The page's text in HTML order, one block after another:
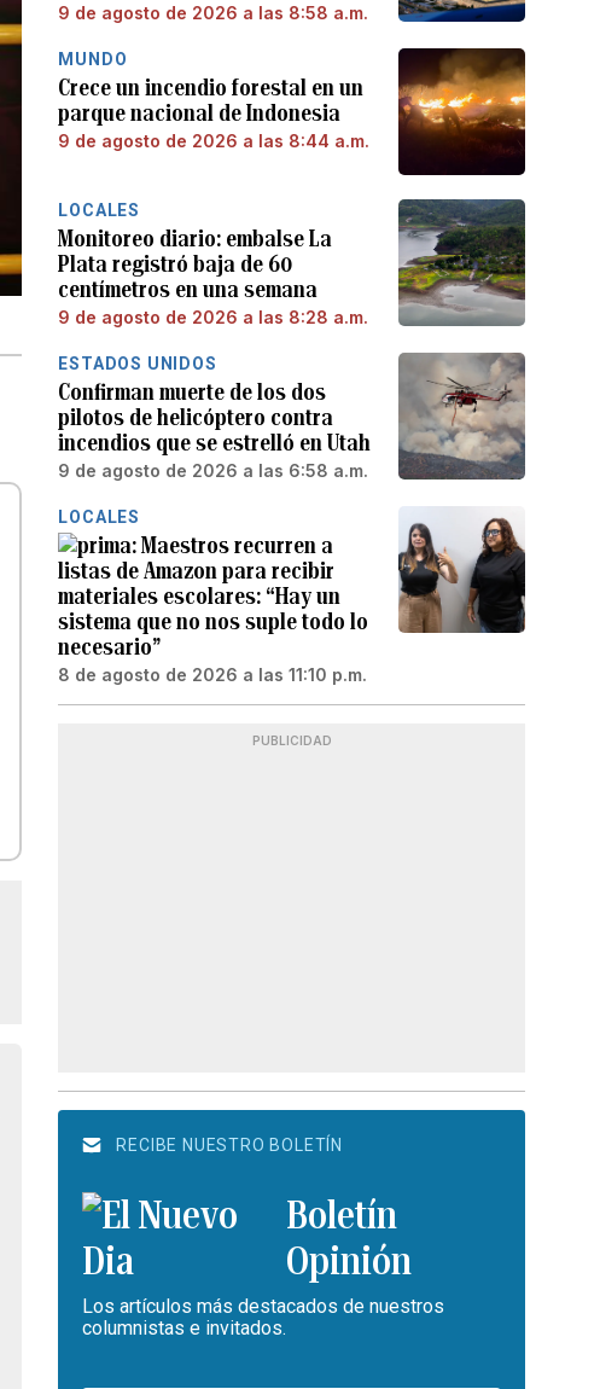
9 de agosto de 2026 a las 8:58 a.m.
MUNDO
Crece un incendio forestal en un
parque nacional de Indonesia
9 de agosto de 2026 a las 8:44 a.m.
LOCALES
Monitoreo diario: embalse La
Plata registró baja de 60
centímetros en una semana
9 de agosto de 2026 a las 8:28 a.m.
ESTADOS UNIDOS
Confirman muerte de los dos
pilotos de helicóptero contra
incendios que se estrelló en Utah
9 de agosto de 2026 a las 6:58 a.m.
LOCALES
Maestros recurren a
listas de Amazon para recibir
materiales escolares: “Hay un
sistema que no nos suple todo lo
necesario”
8 de agosto de 2026 a las 11:10 p.m.
PUBLICIDAD
RECIBE NUESTRO BOLETÍN
Boletín
Opinión
Los artículos más destacados de nuestros
columnistas e invitados.